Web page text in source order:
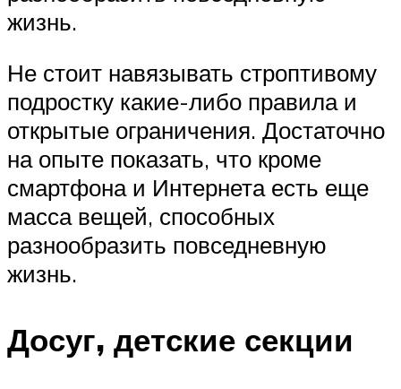
жизнь.
Не стоит навязывать строптивому
подростку какие-либо правила и
открытые ограничения. Достаточно
на опыте показать, что кроме
смартфона и Интернета есть еще
масса вещей, способных
разнообразить повседневную
жизнь.
Досуг, детские секции